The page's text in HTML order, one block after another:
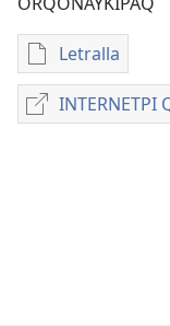
Letralla
Kaypi
copiawaq
INTERNETPI